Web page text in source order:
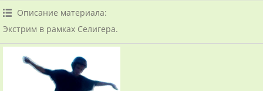
Описание материала:
Экстрим в рамках Селигера.